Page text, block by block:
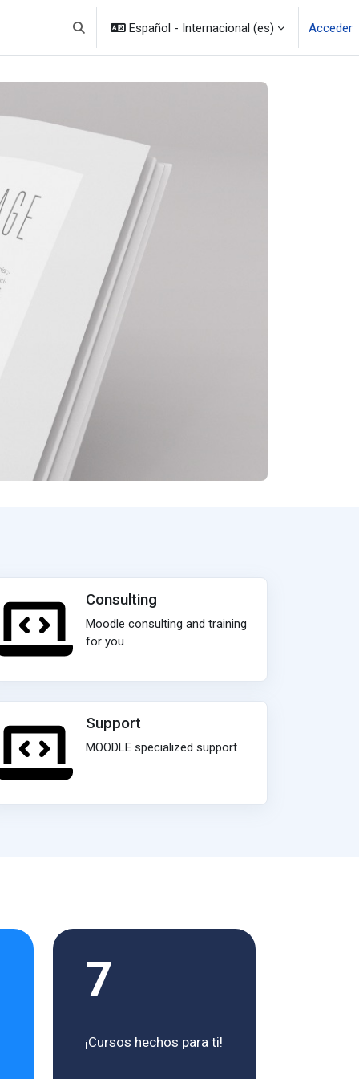
Selector de búsqueda de entrada
Español - Internacional ‎(es)‎ Acceder
Consulting
Moodle consulting and training
for you
Support
MOODLE specialized support
7
¡Cursos hechos para ti!